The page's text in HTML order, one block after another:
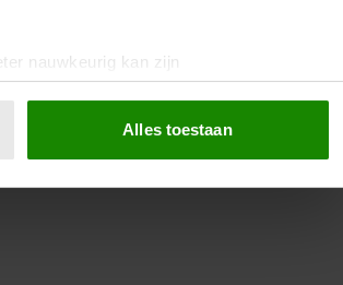
nauwkeurig kan zijn
(fingerprinting)
voor social media te bieden en om ons
site met onze partners voor social
Alles toestaan